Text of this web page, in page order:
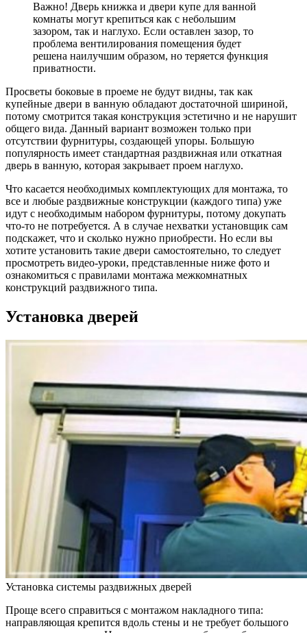
Важно! Дверь книжка и двери купе для ванной
комнаты могут крепиться как с небольшим
зазором, так и наглухо. Если оставлен зазор, то
проблема вентилирования помещения будет
решена наилучшим образом, но теряется функция
приватности.
Просветы боковые в проеме не будут видны, так как
купейные двери в ванную обладают достаточной шириной,
потому смотрится такая конструкция эстетично и не нарушит
общего вида. Данный вариант возможен только при
отсутствии фурнитуры, создающей упоры. Большую
популярность имеет стандартная раздвижная или откатная
дверь в ванную, которая закрывает проем наглухо.
Что касается необходимых комплектующих для монтажа, то
все и любые раздвижные конструкции (каждого типа) уже
идут с необходимым набором фурнитуры, потому докупать
что-то не потребуется. А в случае нехватки установщик сам
подскажет, что и сколько нужно приобрести. Но если вы
хотите установить такие двери самостоятельно, то следует
просмотреть видео-уроки, представленные ниже фото и
ознакомиться с правилами монтажа межкомнатных
конструкций раздвижного типа.
Установка дверей
Установка системы раздвижных дверей
Проще всего справиться с монтажом накладного типа:
направляющая крепится вдоль стены и не требует большого